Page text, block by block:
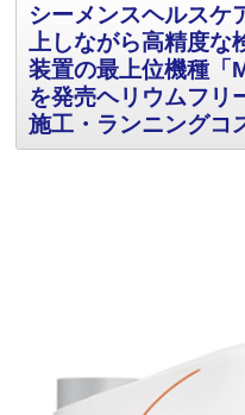
シーメンスヘルスケ
上しながら高精度な
装置の最上位機種「
を発売ヘリウムフリ
施工・ランニングコ